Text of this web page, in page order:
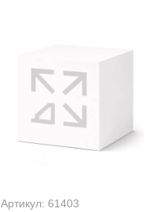
Артикул: 61403